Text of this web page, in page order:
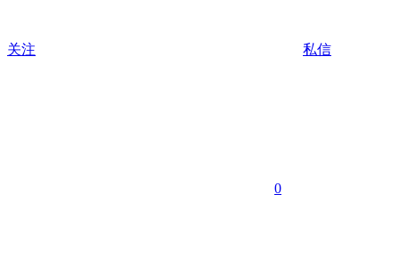
关注 私信
0